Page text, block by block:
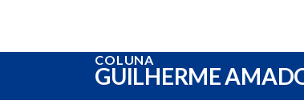
COLUNA
GUILHERME